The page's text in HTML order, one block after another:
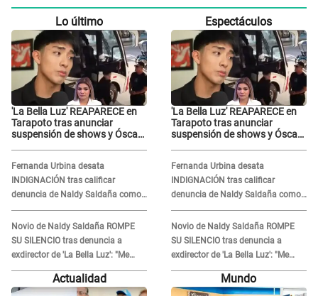
Lo último
'La Bella Luz' REAPARECE en
Tarapoto tras anunciar
suspensión de shows y Óscar
Fernanda Urbina desata
INDIGNACIÓN tras calificar
denuncia de Naldy Saldaña como
'acto bochornoso': "No es justo
atacar a otra mujer"
Novio de Naldy Saldaña ROMPE
SU SILENCIO tras denuncia a
exdirector de 'La Bella Luz': "Me
basta con que ella esté bien"
Espectáculos
'La Bella Luz' REAPARECE en
Tarapoto tras anunciar
suspensión de shows y Óscar
Fernanda Urbina desata
INDIGNACIÓN tras calificar
denuncia de Naldy Saldaña como
'acto bochornoso': "No es justo
atacar a otra mujer"
Novio de Naldy Saldaña ROMPE
SU SILENCIO tras denuncia a
exdirector de 'La Bella Luz': "Me
basta con que ella esté bien"
Actualidad Mundo